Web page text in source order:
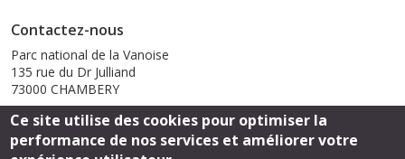
Contactez-nous
Parc national de la Vanoise
135 rue du Dr Julliand
73000 CHAMBERY
Envoyer un email
Ce site utilise des cookies pour optimiser la
performance de nos services et améliorer votre